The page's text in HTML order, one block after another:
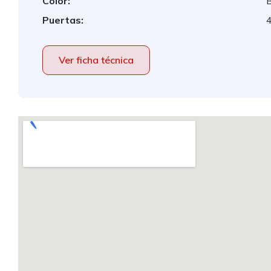
Puertas:
4
Ver ficha técnica